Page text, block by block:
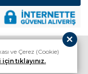
ve Çerez (Cookie)
tıklayınız.